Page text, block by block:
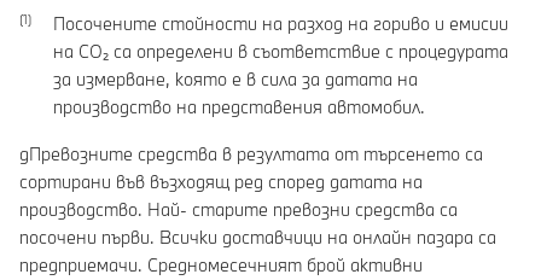
Посочените стойности на разход на гориво и емисии
на CO₂ са определени в съответствие с процедурата
за измерване, която е в сила за датата на
производство на представения автомобил.
gПревозните средства в резултата от търсенето са
сортирани във възходящ ред според датата на
производство. Най- старите превозни средства са
посочени първи. Всички доставчици на онлайн пазара са
предприемачи. Средномесечният брой активни